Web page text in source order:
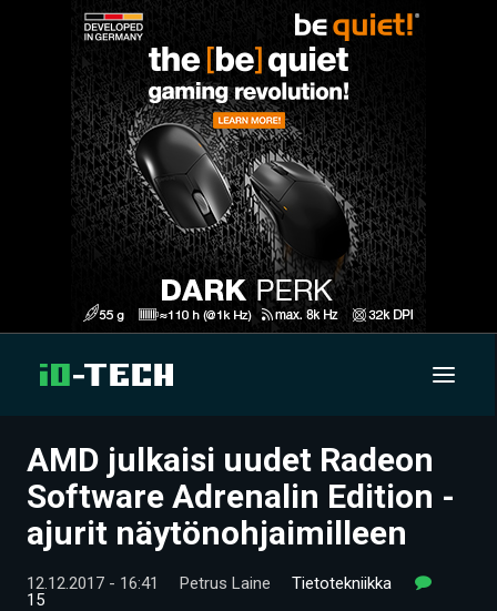
UUTISET
ARTIKKELIT
VIDEOT
AMD julkaisi uudet Radeon
Software Adrenalin Edition -
ajurit näytönohjaimilleen
12.12.2017 - 16:41 Petrus Laine
Tietotekniikka
15